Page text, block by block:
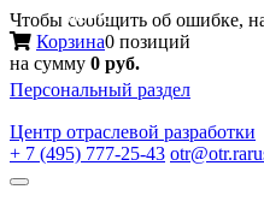
Чтобы сообщить об ошибке,
Корзина0 позиций
на сумму 0 руб.
Персональный раздел
Центр отраслевой разработки
+ 7 (495) 777-25-43
Toggle
Меню